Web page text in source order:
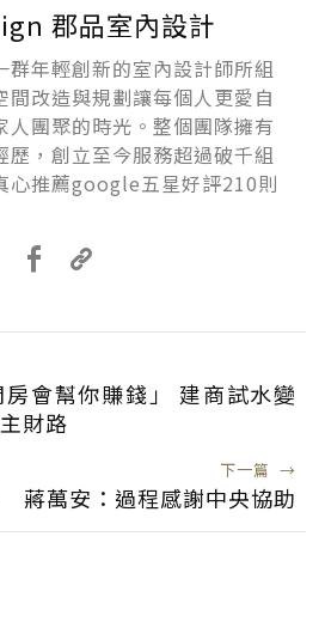
郡品室內設計
群年輕創新的室內設計師所組
間改造與規劃讓每個人更愛自
人團聚的時光。整個團隊擁有
歷，創立至今服務超過破千組
心推薦google五星好評210則
會幫你賺錢」 建商試水變
財路
下一篇 →
蔣萬安：過程感謝中央協助